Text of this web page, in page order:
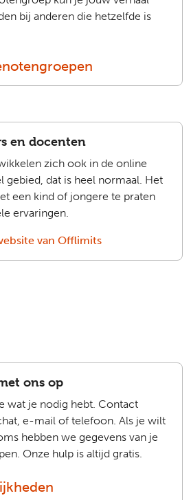
bij anderen die hetzelfde is
en docenten
zich ook in de online
gebied, dat is heel normaal. Het
een kind of jongere te praten
ervaringen.
van Offlimits
ons op
wat je nodig hebt. Contact
e-mail of telefoon. Als je wilt
hebben we gegevens van je
Onze hulp is altijd gratis.